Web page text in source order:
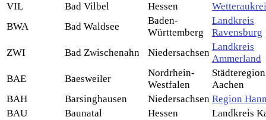
VIL
Bad Vilbel Hessen
BWA
Bad Waldsee
Baden-
Württemberg
Landkreis
Ravensburg
ZWI
Bad Zwischenahn Niedersachsen
Landkreis
Ammerland
BAE
Baesweiler
Nordrhein-
Westfalen
Städteregion
Aachen
BAH
Barsinghausen Niedersachsen Region
BAU
Baunatal Hessen
Landkreis